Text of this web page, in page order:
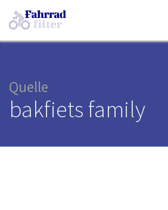
Quelle
bakfiets family